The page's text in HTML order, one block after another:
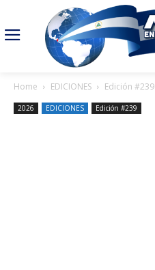
Home EDICIONES Edición #239
2026 EDICIONES Edición #239